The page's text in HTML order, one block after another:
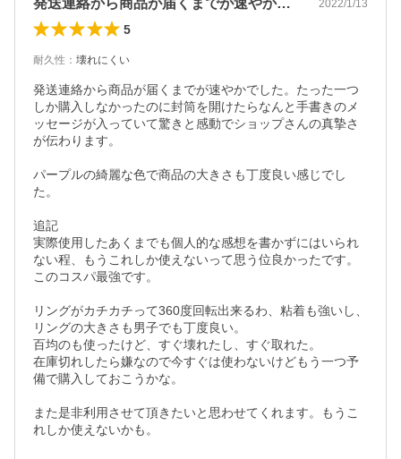
発送連絡から商品が届くまでが速やかでし… 2022/1/13
5
耐久性 ： 壊れにくい
発送連絡から商品が届くまでが速やかでした。たった一つ
しか購入しなかったのに封筒を開けたらなんと手書きのメ
ッセージが入っていて驚きと感動でショップさんの真摯さ
が伝わります。
パープルの綺麗な色で商品の大きさも丁度良い感じでし
た。
追記
実際使用したあくまでも個人的な感想を書かずにはいられ
ない程、もうこれしか使えないって思う位良かったです。
このコスパ最強です。
リングがカチカチって360度回転出来るわ、粘着も強いし、
リングの大きさも男子でも丁度良い。
百均のも使ったけど、すぐ壊れたし、すぐ取れた。
在庫切れしたら嫌なので今すぐは使わないけどもう一つ予
備で購入しておこうかな。
また是非利用させて頂きたいと思わせてくれます。もうこ
れしか使えないかも。